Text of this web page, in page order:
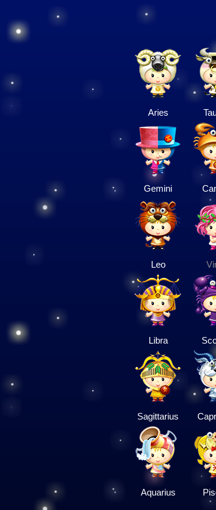
Aries
Gemini
Leo
Libra
Sagittarius
Aquarius